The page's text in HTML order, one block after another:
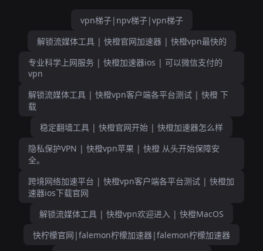
vpn梯子|npv梯子|vpn梯子
解锁流媒体工具 | 快橙官网加速器 | 快橙vpn最快的
专业科学上网服务 | 快橙加速器ios | 可以微信支付的
vpn
解锁流媒体工具 | 快橙vpn客户端各平台测试 | 快橙 下
载
稳定翻墙工具 | 快橙官网开始 | 快橙加速器怎么样
隐私保护VPN | 快橙vpn苹果 | 快橙 从头开始保障安
全。
跨境网络加速平台 | 快橙vpn客户端各平台测试 | 快橙加
速器ios下载官网
解锁流媒体工具 | 快橙vpn欢迎进入 | 快橙MacOS
快柠檬官网|falemon柠檬加速器|falemon柠檬加速器